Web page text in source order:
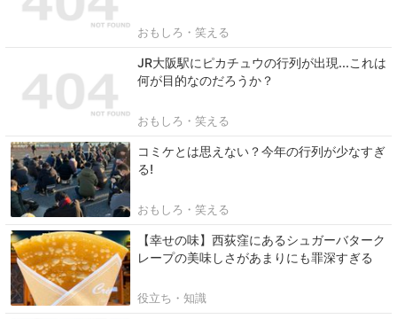
おもしろ・笑える
JR大阪駅にピカチュウの行列が出現...これは
何が目的なのだろうか？
おもしろ・笑える
コミケとは思えない？今年の行列が少なすぎ
る!
おもしろ・笑える
【幸せの味】西荻窪にあるシュガーバターク
レープの美味しさがあまりにも罪深すぎる
役立ち・知識